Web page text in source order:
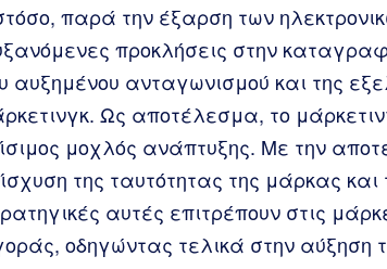
παρά την έξαρση των
προκλήσεις στην
αυξημένου ανταγωνισμού και της
Ως αποτέλεσμα, το
μοχλός ανάπτυξης. Με την
της ταυτότητας της μάρκας
αυτές επιτρέπουν στις
οδηγώντας τελικά στην αύξηση